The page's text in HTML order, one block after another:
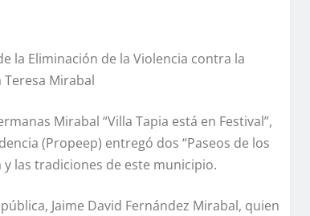
la Eliminación de la Violencia contra la
Mirabal
Mirabal “Villa Tapia está en Festival”,
(Propeep) entregó dos “Paseos de los
las tradiciones de este municipio.
Jaime David Fernández Mirabal, quien